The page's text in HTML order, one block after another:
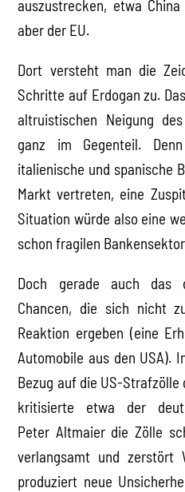
auszustrecken, etwa
aber der EU.
Dort versteht man die
Schritte auf Erdogan zu.
altruistischen Neigung
ganz im Gegenteil.
italienische und spanische
Markt vertreten, eine
Situation würde also eine
schon fragilen
Doch gerade auch das
Chancen, die sich nicht
Reaktion ergeben (eine
Automobile aus den USA).
Bezug auf die US-Strafzölle
kritisierte etwa der
Peter Altmaier die Zölle
verlangsamt und zerstört
produziert neue